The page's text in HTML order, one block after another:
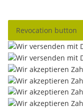
Revocation button